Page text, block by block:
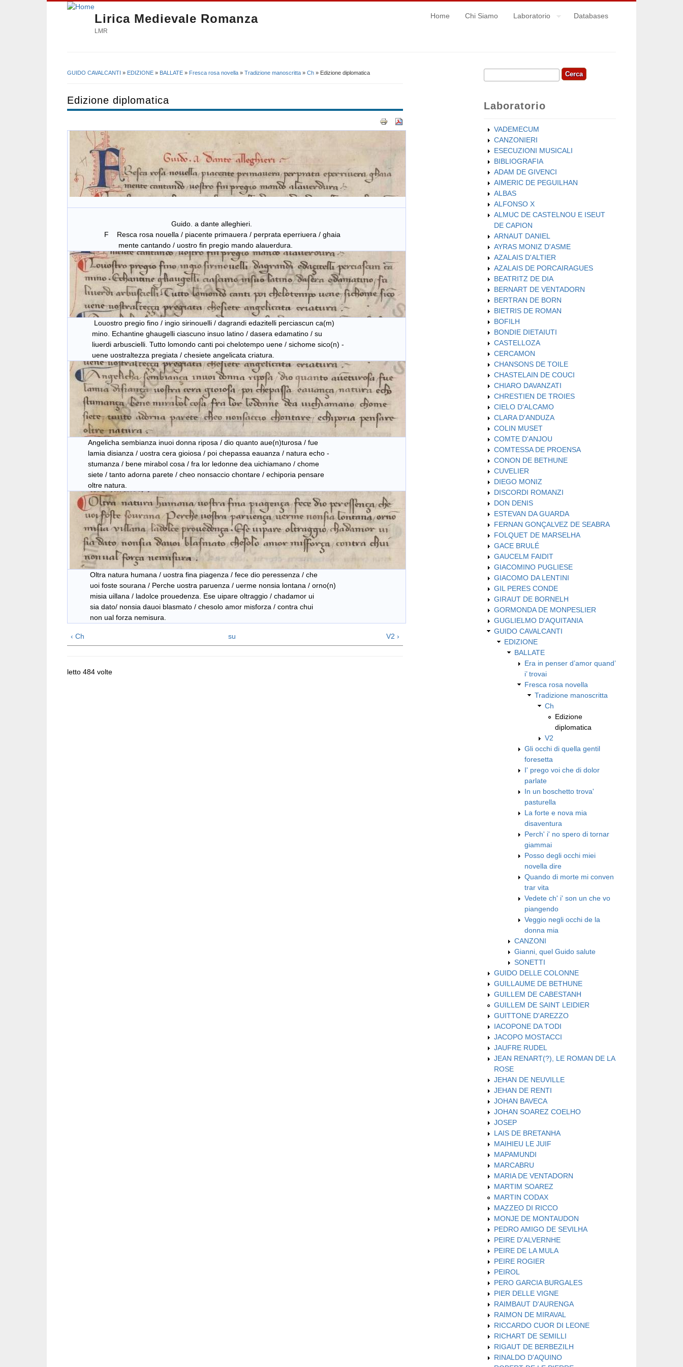
Lirica Medievale Romanza
LMR
Home Chi Siamo Laboratorio Databases
GUIDO CAVALCANTI » EDIZIONE » BALLATE » Fresca rosa novella » Tradizione manoscritta » Ch » Edizione diplomatica
Edizione diplomatica
Guido. a dante alleghieri.
F Resca rosa nouella / piacente primauera / perprata eperriuera / ghaia
mente cantando / uostro fin pregio mando alauerdura.
Louostro pregio fino / ingio sirinouelli / dagrandi edazitelli perciascun ca(m)
mino. Echantine ghaugelli ciascuno insuo latino / dasera edamatino / su
liuerdi arbuscielli. Tutto lomondo canti poi chelotempo uene / sichome sico(n) -
uene uostraltezza pregiata / chesiete angelicata criatura.
Angelicha sembianza inuoi donna riposa / dio quanto aue(n)turosa / fue
lamia disianza / uostra cera gioiosa / poi chepassa eauanza / natura echo -
stumanza / bene mirabol cosa / fra lor ledonne dea uichiamano / chome
siete / tanto adorna parete / cheo nonsaccio chontare / echiporia pensare
oltre natura.
Oltra natura humana / uostra fina piagenza / fece dio peressenza / che
uoi foste sourana / Perche uostra paruenza / uerme nonsia lontana / orno(n)
misia uillana / ladolce prouedenza. Ese uipare oltraggio / chadamor ui
sia dato/ nonsia dauoi blasmato / chesolo amor misforza / contra chui
non ual forza nemisura.
‹ Ch su V2 ›
letto 484 volte
Form di ricerca
Cerca
Laboratorio
VADEMECUM
CANZONIERI
ESECUZIONI MUSICALI
BIBLIOGRAFIA
ADAM DE GIVENCI
AIMERIC DE PEGUILHAN
ALBAS
ALFONSO X
ALMUC DE CASTELNOU E ISEUT
DE CAPION
ARNAUT DANIEL
AYRAS MONIZ D'ASME
AZALAIS D'ALTIER
AZALAIS DE PORCAIRAGUES
BEATRITZ DE DIA
BERNART DE VENTADORN
BERTRAN DE BORN
BIETRIS DE ROMAN
BOFILH
BONDIE DIETAIUTI
CASTELLOZA
CERCAMON
CHANSONS DE TOILE
CHASTELAIN DE COUCI
CHIARO DAVANZATI
CHRESTIEN DE TROIES
CIELO D'ALCAMO
CLARA D'ANDUZA
COLIN MUSET
COMTE D'ANJOU
COMTESSA DE PROENSA
CONON DE BETHUNE
CUVELIER
DIEGO MONIZ
DISCORDI ROMANZI
DON DENIS
ESTEVAN DA GUARDA
FERNAN GONÇALVEZ DE SEABRA
FOLQUET DE MARSELHA
GACE BRULÉ
GAUCELM FAIDIT
GIACOMINO PUGLIESE
GIACOMO DA LENTINI
GIL PERES CONDE
GIRAUT DE BORNELH
GORMONDA DE MONPESLIER
GUGLIELMO D'AQUITANIA
GUIDO CAVALCANTI
EDIZIONE
BALLATE
Era in penser d’amor quand’
i’ trovai
Fresca rosa novella
Tradizione manoscritta
Ch
Edizione
diplomatica
V2
Gli occhi di quella gentil
foresetta
I' prego voi che di dolor
parlate
In un boschetto trova'
pasturella
La forte e nova mia
disaventura
Perch' i' no spero di tornar
giammai
Posso degli occhi miei
novella dire
Quando di morte mi conven
trar vita
Vedete ch' i' son un che vo
piangendo
Veggio negli occhi de la
donna mia
CANZONI
Gianni, quel Guido salute
SONETTI
GUIDO DELLE COLONNE
GUILLAUME DE BETHUNE
GUILLEM DE CABESTANH
GUILLEM DE SAINT LEIDIER
GUITTONE D'AREZZO
IACOPONE DA TODI
JACOPO MOSTACCI
JAUFRE RUDEL
JEAN RENART(?), LE ROMAN DE LA
ROSE
JEHAN DE NEUVILLE
JEHAN DE RENTI
JOHAN BAVECA
JOHAN SOAREZ COELHO
JOSEP
LAIS DE BRETANHA
MAIHIEU LE JUIF
MAPAMUNDI
MARCABRU
MARIA DE VENTADORN
MARTIM SOAREZ
MARTIN CODAX
MAZZEO DI RICCO
MONJE DE MONTAUDON
PEDRO AMIGO DE SEVILHA
PEIRE D'ALVERNHE
PEIRE DE LA MULA
PEIRE ROGIER
PEIROL
PERO GARCIA BURGALES
PIER DELLE VIGNE
RAIMBAUT D'AURENGA
RAIMON DE MIRAVAL
RICCARDO CUOR DI LEONE
RICHART DE SEMILLI
RIGAUT DE BERBEZILH
RINALDO D'AQUINO